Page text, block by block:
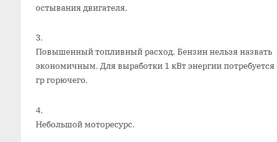
остывания двигателя.
Повышенный топливный расход. Бензин нельзя назвать
экономичным. Для выработки 1 кВт энергии потребуется
гр горючего.
Небольшой моторесурс.